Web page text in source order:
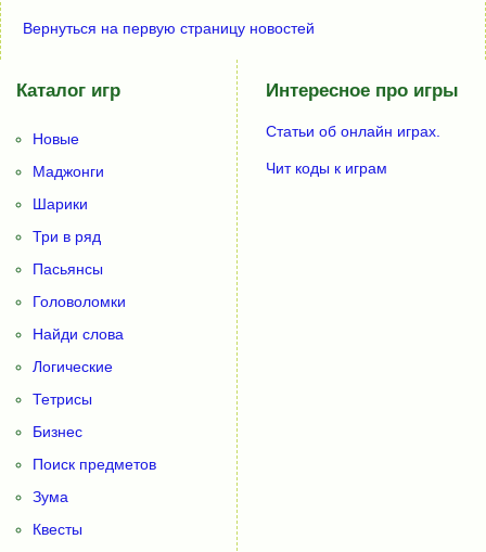
Вернуться на первую страницу новостей
Каталог игр
Новые
Маджонги
Шарики
Три в ряд
Пасьянсы
Головоломки
Найди слова
Логические
Тетрисы
Бизнес
Поиск предметов
Зума
Квесты
Интересное про игры
Статьи об онлайн играх.
Чит коды к играм